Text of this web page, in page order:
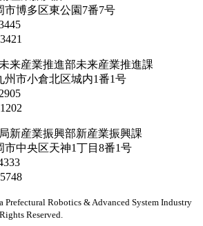
市博多区東公園7番7号
来産業推進部未来産業推進課
州市小倉北区城内1番1号
新産業振興部新産業振興課
市中央区天神1丁目8番1号
Prefectural Robotics & Advanced System Industry
Reserved.